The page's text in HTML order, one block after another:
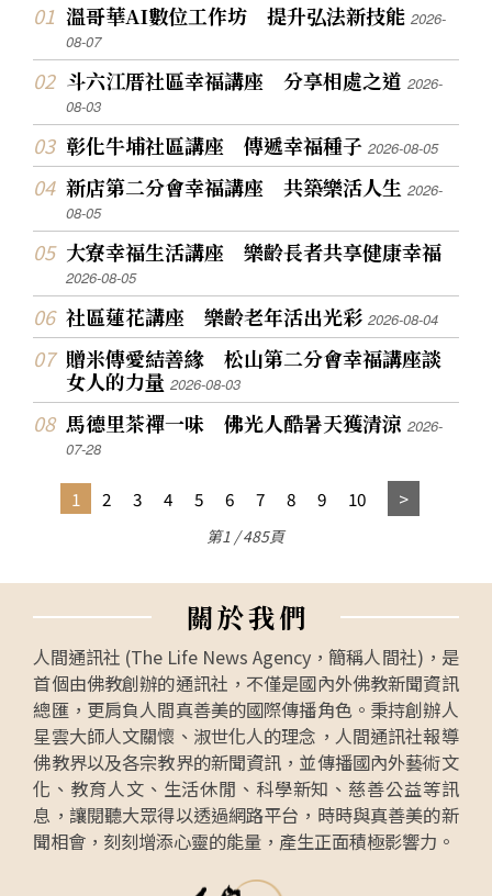
溫哥華AI數位工作坊 提升弘法新技能2026-
08-07
斗六江厝社區幸福講座 分享相處之道2026-
08-03
彰化牛埔社區講座 傳遞幸福種子2026-08-05
新店第二分會幸福講座 共築樂活人生2026-
08-05
大寮幸福生活講座 樂齡長者共享健康幸福
2026-08-05
社區蓮花講座 樂齡老年活出光彩2026-08-04
贈米傳愛結善緣 松山第二分會幸福講座談
女人的力量2026-08-03
馬德里茶禪一味 佛光人酷暑天獲清涼2026-
07-28
1 2 3 4 5 6 7 8 9 10
第1 / 485頁
關於我們
人間通訊社 (The Life News Agency，簡稱人間社)，是
首個由佛教創辦的通訊社，不僅是國內外佛教新聞資訊
總匯，更肩負人間真善美的國際傳播角色。秉持創辦人
星雲大師人文關懷、淑世化人的理念，人間通訊社報導
佛教界以及各宗教界的新聞資訊，並傳播國內外藝術文
化、教育人文、生活休閒、科學新知、慈善公益等訊
息，讓閱聽大眾得以透過網路平台，時時與真善美的新
聞相會，刻刻增添心靈的能量，產生正面積極影響力。